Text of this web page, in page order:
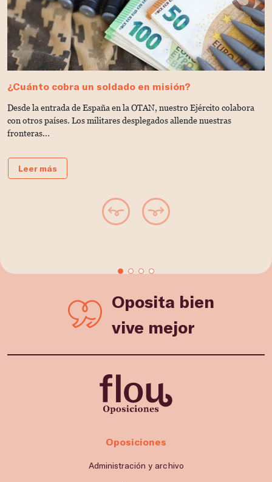
¿Cuánto cobra un soldado en misión?
Desde la entrada de España en la OTAN, nuestro Ejército colabora
con otros países. Los militares desplegados allende nuestras
fronteras...
Leer más
Oposita bien
vive mejor
Oposiciones
Administración y archivo